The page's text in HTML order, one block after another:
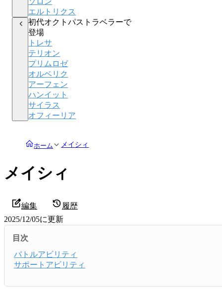
エルトリクス
初代オクトパストラベラーで
登場
トレサ
テリオン
プリムロゼ
オルベリク
アーフェン
ハンイット
サイラス
オフィーリア
ホーム メイシィ
メイシィ
編集
履歴
2025/12/05に更新
目次
バトルアビリティ
サポートアビリティ